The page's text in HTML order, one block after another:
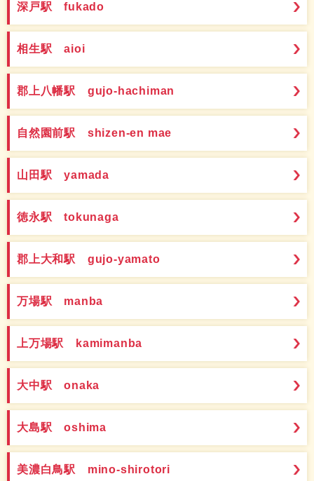
深戸駅 fukado
相生駅 aioi
郡上八幡駅 gujo-hachiman
自然園前駅 shizen-en mae
山田駅 yamada
徳永駅 tokunaga
郡上大和駅 gujo-yamato
万場駅 manba
上万場駅 kamimanba
大中駅 onaka
大島駅 oshima
美濃白鳥駅 mino-shirotori